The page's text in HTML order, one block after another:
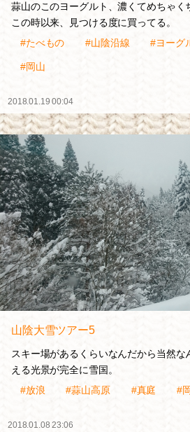
蒜山のこのヨーグルト、濃くてめちゃく
この時以来、見つける度に買ってる。
#たべもの
#山陰沿線 #ヨーグ
#岡山
2018.01.19 00:04
山陰大雪ツアー5
スキー場があるくらいなんだから当然
える光景が完全に雪国。
#放浪
#蒜山高原 #真庭 #
2018.01.08 23:06